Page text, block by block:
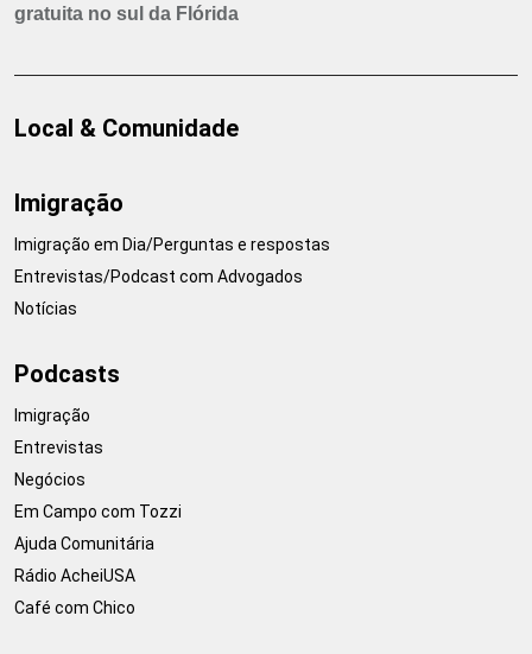
gratuita no sul da Flórida
Local & Comunidade
Imigração
Imigração em Dia/Perguntas e respostas
Entrevistas/Podcast com Advogados
Notícias
Podcasts
Imigração
Entrevistas
Negócios
Em Campo com Tozzi
Ajuda Comunitária
Rádio AcheiUSA
Café com Chico